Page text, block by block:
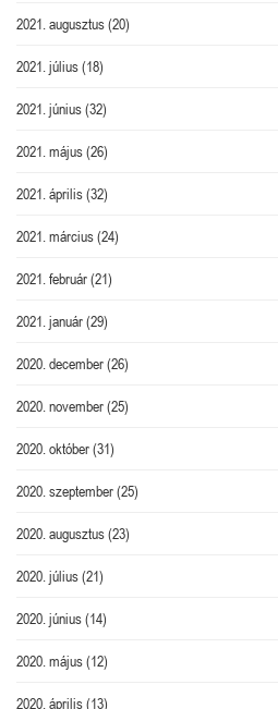
2021. augusztus(20)
2021. július(18)
2021. június(32)
2021. május(26)
2021. április(32)
2021. március(24)
2021. február(21)
2021. január(29)
2020. december(26)
2020. november(25)
2020. október(31)
2020. szeptember(25)
2020. augusztus(23)
2020. július(21)
2020. június(14)
2020. május(12)
2020. április(13)